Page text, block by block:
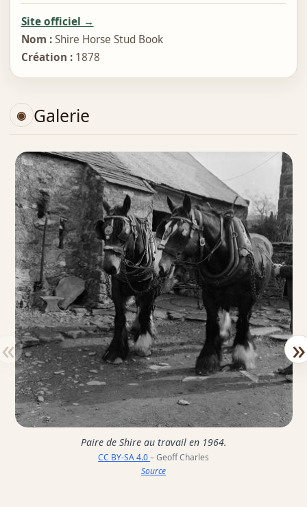
Site officiel →
Nom :Shire Horse Stud Book
Création :1878
Galerie
Paire de Shire au travail en 1964.
CC BY-SA 4.0– Geoff Charles
Source
« »